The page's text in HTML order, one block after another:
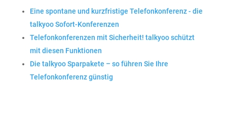
Eine spontane und kurzfristige Telefonkonferenz - die
talkyoo Sofort-Konferenzen
Telefonkonferenzen mit Sicherheit! talkyoo schützt
mit diesen Funktionen
Die talkyoo Sparpakete – so führen Sie Ihre
Telefonkonferenz günstig